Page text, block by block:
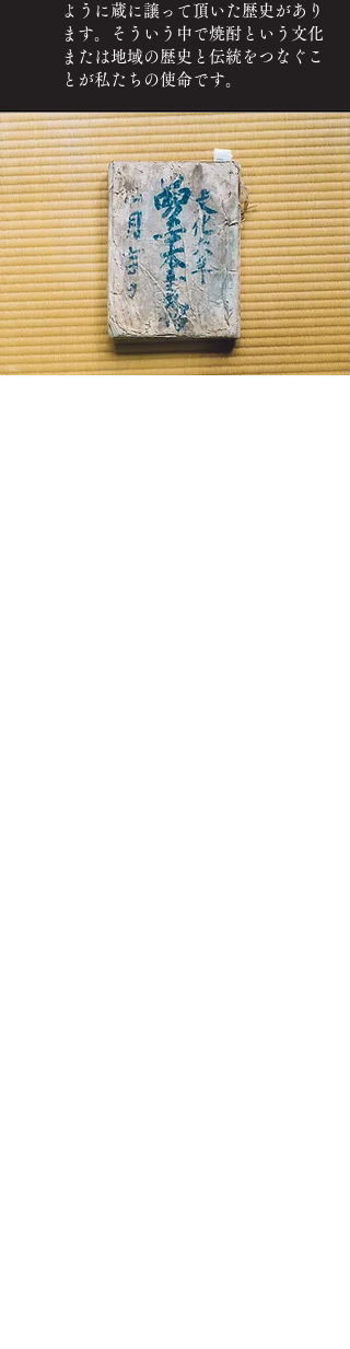
ように蔵に譲って頂いた歴史があり
ます。そういう中で焼酎という文化
または地域の歴史と伝統をつなぐこ
とが私たちの使命です。